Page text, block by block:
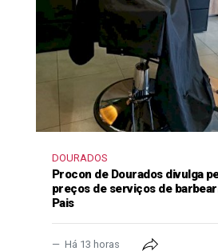
DOURADOS
Procon de Dourados divulga
preços de serviços de
Pais
Há 13 horas